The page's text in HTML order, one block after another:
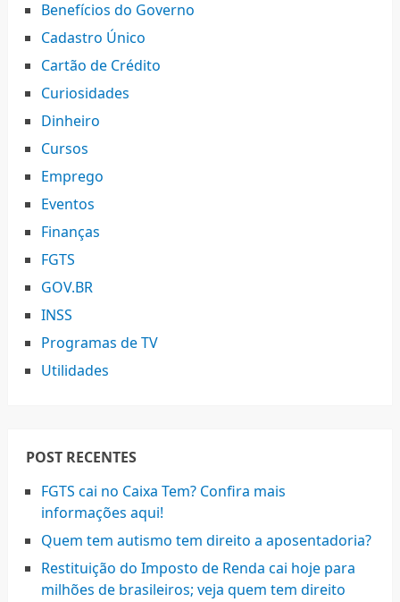
Benefícios do Governo
Cadastro Único
Cartão de Crédito
Curiosidades
Dinheiro
Cursos
Emprego
Eventos
Finanças
FGTS
GOV.BR
INSS
Programas de TV
Utilidades
POST RECENTES
FGTS cai no Caixa Tem? Confira mais
informações aqui!
Quem tem autismo tem direito a aposentadoria?
Restituição do Imposto de Renda cai hoje para
milhões de brasileiros; veja quem tem direito